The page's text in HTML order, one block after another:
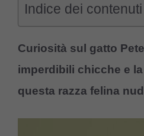
Indice dei contenuti
Curiosità sul gatto
imperdibili chicche e
questa razza felina